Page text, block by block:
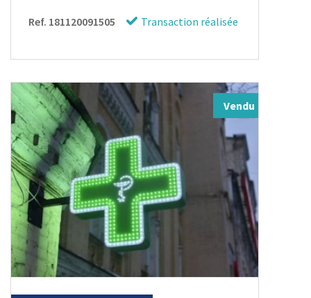
Ref. 181120091505 Transaction réalisée
Vendu